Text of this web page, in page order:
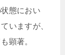
態におい
いますが、
顕著。